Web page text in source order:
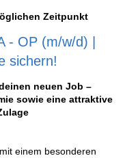
Zeitpunkt
- OP (m/w/d) |
sichern!
neuen Job –
sowie eine attraktive
einem besonderen